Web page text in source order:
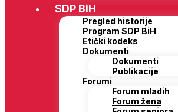
SDP BiH
Pregled historije
Program SDP BiH
Etički kodeks
Dokumenti
Dokumenti
Publikacije
Forumi
Forum mladih
Forum žena